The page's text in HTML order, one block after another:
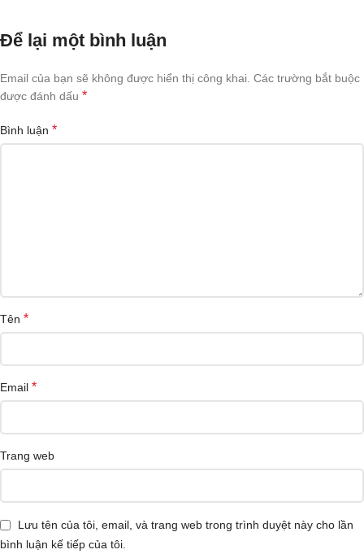
Để lại một bình luận
Email của bạn sẽ không được hiển thị công khai. Các trường bắt buộc
được đánh dấu *
Bình luận *
Tên *
Email *
Trang web
Lưu tên của tôi, email, và trang web trong trình duyệt này cho lần
bình luận kế tiếp của tôi.